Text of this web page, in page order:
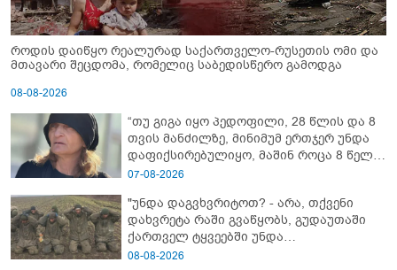
როდის დაიწყო რეალურად საქართველო-რუსეთის ომი და
მთავარი შეცდომა, რომელიც საბედისწერო გამოდგა
08-08-2026
“თუ გიგა იყო პედოფილი, 28 წლის და 8
თვის მანძილზე, მინიმუმ ერთჯერ უნდა
დაფიქსირებულიყო, მაშინ როცა 8 წელი
ამზადებდა მოსწავლეებს! - იპოვონ ერთი
ავიწროებდა” - ეკა კუპატაძე
07-08-2026
"უნდა დაგვხვრიტოთ? - არა, თქვენი
დახვრეტა რაში გვაწყობს, გუდაუთაში
ქართველ ტყვეებში უნდა
გადაგცვალოთ..."
08-08-2026